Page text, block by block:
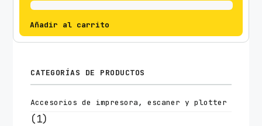
Añadir al carrito
CATEGORÍAS DE PRODUCTOS
Accesorios de impresora, escaner y plotter
(1)